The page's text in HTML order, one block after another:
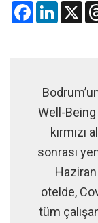
FacebookLinkedIn
X
Well-
kırmızı
sonrası
Haziran
otelde,
tüm